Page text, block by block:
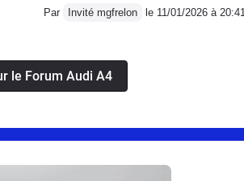
Par Invité mgfrelon le 11/01/2026 à 20:41
le Forum Audi A4